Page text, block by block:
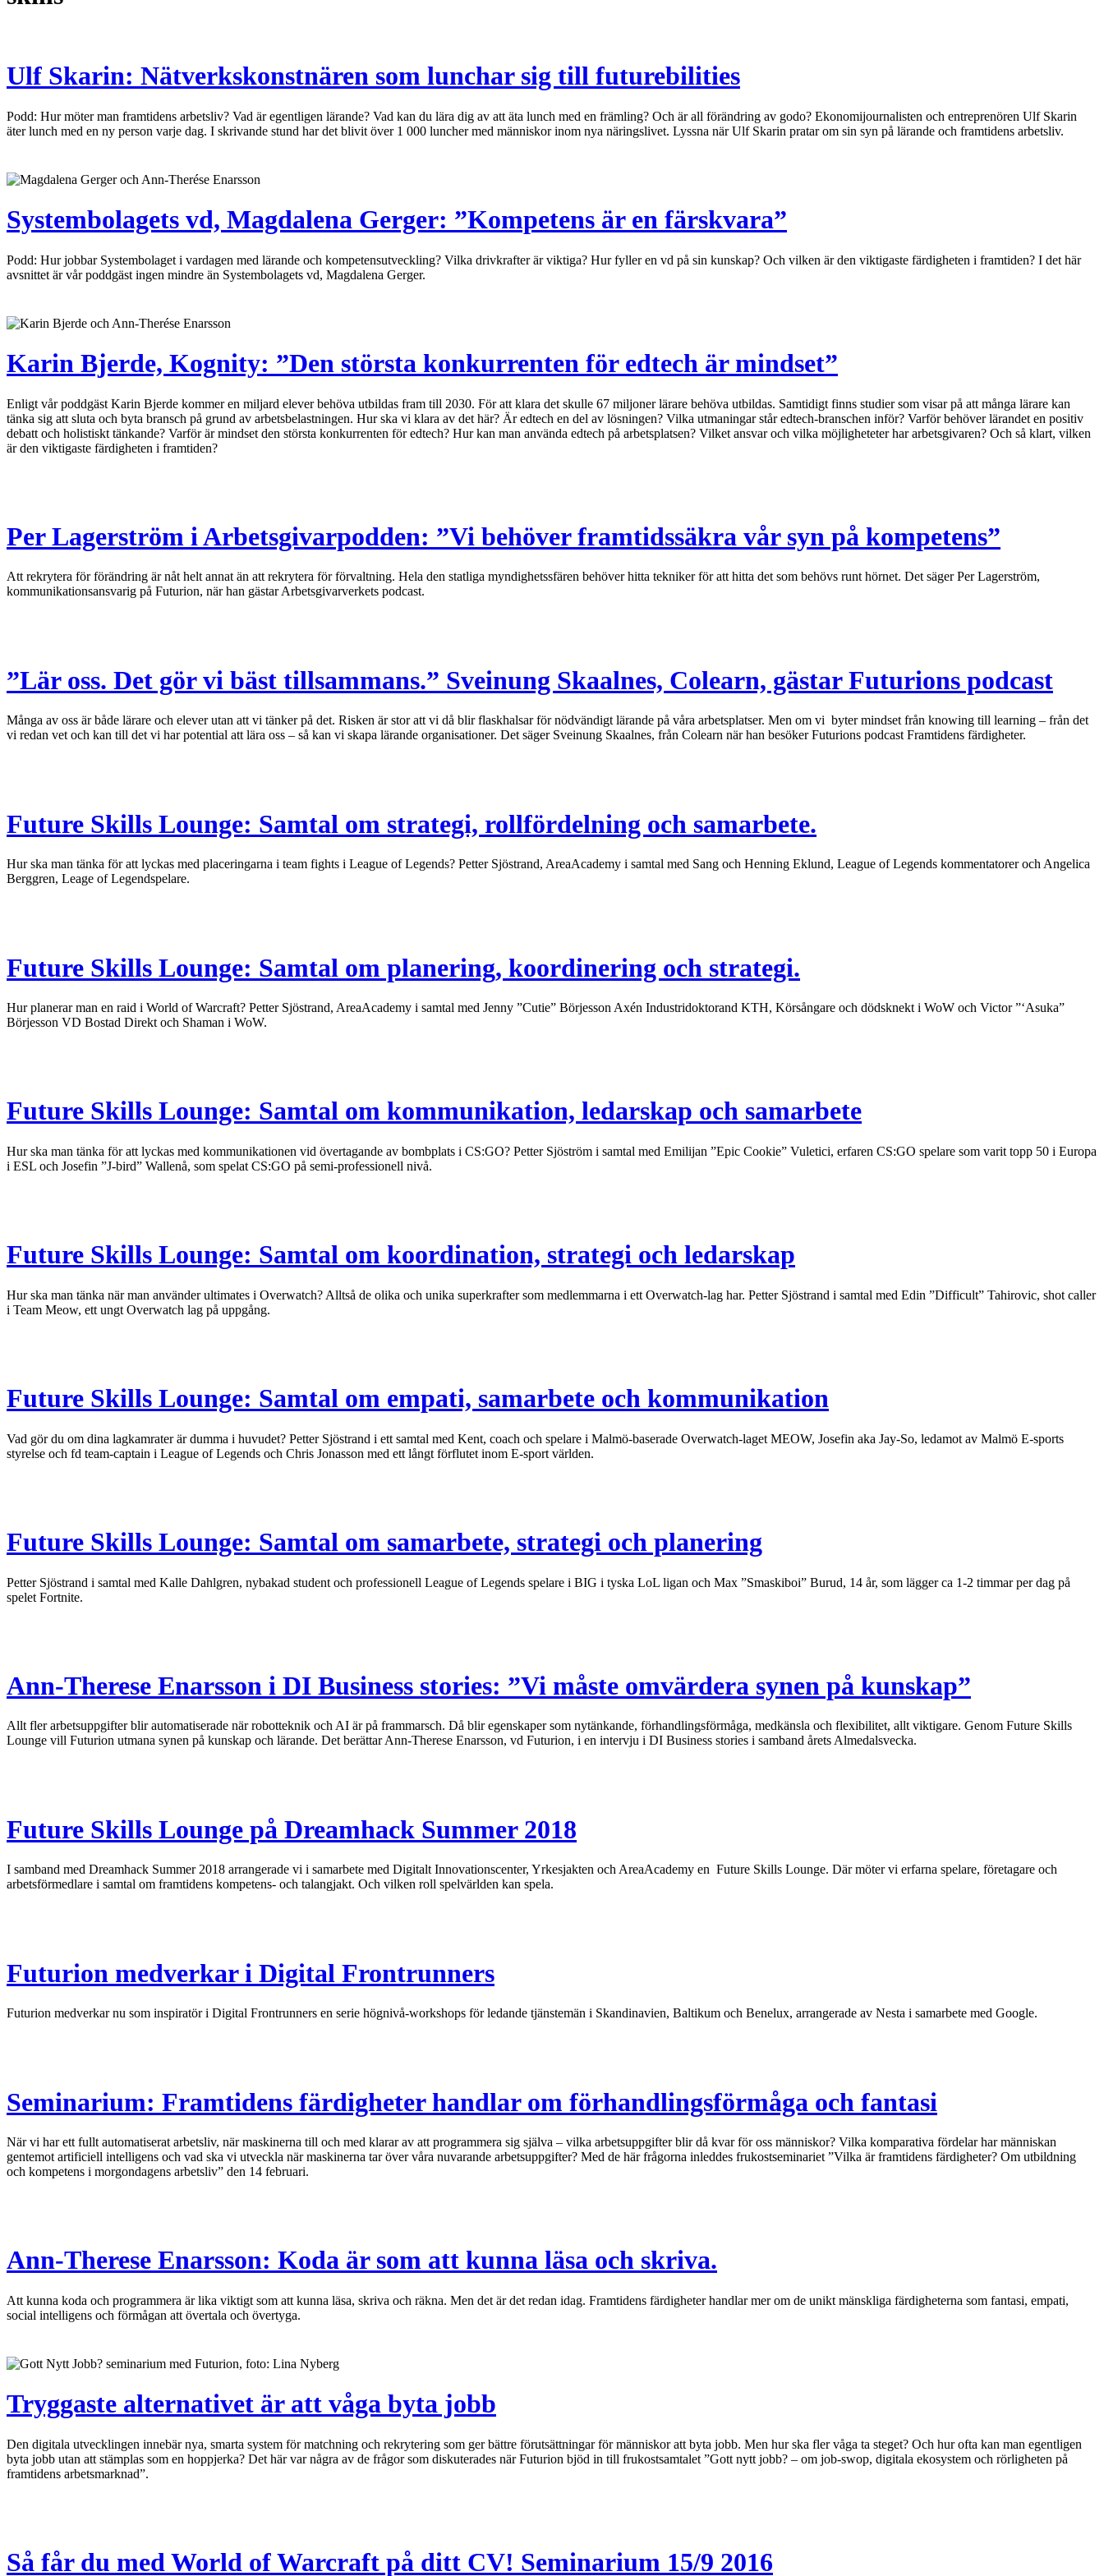
Ulf Skarin: Nätverkskonstnären som lunchar sig till futurebilities
Podd: Hur möter man framtidens arbetsliv? Vad är egentligen lärande? Vad kan du lära dig av att äta lunch med en främling? Och är all förändring av godo? Ekonomijournalisten och entreprenören Ulf Skarin
äter lunch med en ny person varje dag. I skrivande stund har det blivit över 1 000 luncher med människor inom nya näringslivet. Lyssna när Ulf Skarin pratar om sin syn på lärande och framtidens arbetsliv.
Systembolagets vd, Magdalena Gerger: ”Kompetens är en färskvara”
Podd: Hur jobbar Systembolaget i vardagen med lärande och kompetensutveckling? Vilka drivkrafter är viktiga? Hur fyller en vd på sin kunskap? Och vilken är den viktigaste färdigheten i framtiden? I det här
avsnittet är vår poddgäst ingen mindre än Systembolagets vd, Magdalena Gerger.
Karin Bjerde, Kognity: ”Den största konkurrenten för edtech är mindset”
Enligt vår poddgäst Karin Bjerde kommer en miljard elever behöva utbildas fram till 2030. För att klara det skulle 67 miljoner lärare behöva utbildas. Samtidigt finns studier som visar på att många lärare kan
tänka sig att sluta och byta bransch på grund av arbetsbelastningen. Hur ska vi klara av det här? Är edtech en del av lösningen? Vilka utmaningar står edtech-branschen inför? Varför behöver lärandet en positiv
debatt och holistiskt tänkande? Varför är mindset den största konkurrenten för edtech? Hur kan man använda edtech på arbetsplatsen? Vilket ansvar och vilka möjligheteter har arbetsgivaren? Och så klart, vilken
är den viktigaste färdigheten i framtiden?
Per Lagerström i Arbetsgivarpodden: ”Vi behöver framtidssäkra vår syn på kompetens”
Att rekrytera för förändring är nåt helt annat än att rekrytera för förvaltning. Hela den statliga myndighetssfären behöver hitta tekniker för att hitta det som behövs runt hörnet. Det säger Per Lagerström,
kommunikationsansvarig på Futurion, när han gästar Arbetsgivarverkets podcast.
”Lär oss. Det gör vi bäst tillsammans.” Sveinung Skaalnes, Colearn, gästar Futurions podcast
Många av oss är både lärare och elever utan att vi tänker på det. Risken är stor att vi då blir flaskhalsar för nödvändigt lärande på våra arbetsplatser. Men om vi byter mindset från knowing till learning – från det
vi redan vet och kan till det vi har potential att lära oss – så kan vi skapa lärande organisationer. Det säger Sveinung Skaalnes, från Colearn när han besöker Futurions podcast Framtidens färdigheter.
Future Skills Lounge: Samtal om strategi, rollfördelning och samarbete.
Hur ska man tänka för att lyckas med placeringarna i team fights i League of Legends? Petter Sjöstrand, AreaAcademy i samtal med Sang och Henning Eklund, League of Legends kommentatorer och Angelica
Berggren, Leage of Legendspelare.
Future Skills Lounge: Samtal om planering, koordinering och strategi.
Hur planerar man en raid i World of Warcraft? Petter Sjöstrand, AreaAcademy i samtal med Jenny ”Cutie” Börjesson Axén Industridoktorand KTH, Körsångare och dödsknekt i WoW och Victor ”‘Asuka”
Börjesson VD Bostad Direkt och Shaman i WoW.
Future Skills Lounge: Samtal om kommunikation, ledarskap och samarbete
Hur ska man tänka för att lyckas med kommunikationen vid övertagande av bombplats i CS:GO? Petter Sjöström i samtal med Emilijan ”Epic Cookie” Vuletici, erfaren CS:GO spelare som varit topp 50 i Europa
i ESL och Josefin ”J-bird” Wallenå, som spelat CS:GO på semi-professionell nivå.
Future Skills Lounge: Samtal om koordination, strategi och ledarskap
Hur ska man tänka när man använder ultimates i Overwatch? Alltså de olika och unika superkrafter som medlemmarna i ett Overwatch-lag har. Petter Sjöstrand i samtal med Edin ”Difficult” Tahirovic, shot caller
i Team Meow, ett ungt Overwatch lag på uppgång.
Future Skills Lounge: Samtal om empati, samarbete och kommunikation
Vad gör du om dina lagkamrater är dumma i huvudet? Petter Sjöstrand i ett samtal med Kent, coach och spelare i Malmö-baserade Overwatch-laget MEOW, Josefin aka Jay-So, ledamot av Malmö E-sports
styrelse och fd team-captain i League of Legends och Chris Jonasson med ett långt förflutet inom E-sport världen.
Future Skills Lounge: Samtal om samarbete, strategi och planering
Petter Sjöstrand i samtal med Kalle Dahlgren, nybakad student och professionell League of Legends spelare i BIG i tyska LoL ligan och Max ”Smaskiboi” Burud, 14 år, som lägger ca 1-2 timmar per dag på
spelet Fortnite.
Ann-Therese Enarsson i DI Business stories: ”Vi måste omvärdera synen på kunskap”
Allt fler arbetsuppgifter blir automatiserade när robotteknik och AI är på frammarsch. Då blir egenskaper som nytänkande, förhandlingsförmåga, medkänsla och flexibilitet, allt viktigare. Genom Future Skills
Lounge vill Futurion utmana synen på kunskap och lärande. Det berättar Ann-Therese Enarsson, vd Futurion, i en intervju i DI Business stories i samband årets Almedalsvecka.
Future Skills Lounge på Dreamhack Summer 2018
I samband med Dreamhack Summer 2018 arrangerade vi i samarbete med Digitalt Innovationscenter, Yrkesjakten och AreaAcademy en Future Skills Lounge. Där möter vi erfarna spelare, företagare och
arbetsförmedlare i samtal om framtidens kompetens- och talangjakt. Och vilken roll spelvärlden kan spela.
Futurion medverkar i Digital Frontrunners
Futurion medverkar nu som inspiratör i Digital Frontrunners en serie högnivå-workshops för ledande tjänstemän i Skandinavien, Baltikum och Benelux, arrangerade av Nesta i samarbete med Google.
Seminarium: Framtidens färdigheter handlar om förhandlingsförmåga och fantasi
När vi har ett fullt automatiserat arbetsliv, när maskinerna till och med klarar av att programmera sig själva – vilka arbetsuppgifter blir då kvar för oss människor? Vilka komparativa fördelar har människan
gentemot artificiell intelligens och vad ska vi utveckla när maskinerna tar över våra nuvarande arbetsuppgifter? Med de här frågorna inleddes frukostseminariet ”Vilka är framtidens färdigheter? Om utbildning
och kompetens i morgondagens arbetsliv” den 14 februari.
Ann-Therese Enarsson: Koda är som att kunna läsa och skriva.
Att kunna koda och programmera är lika viktigt som att kunna läsa, skriva och räkna. Men det är det redan idag. Framtidens färdigheter handlar mer om de unikt mänskliga färdigheterna som fantasi, empati,
social intelligens och förmågan att övertala och övertyga.
Tryggaste alternativet är att våga byta jobb
Den digitala utvecklingen innebär nya, smarta system för matchning och rekrytering som ger bättre förutsättningar för människor att byta jobb. Men hur ska fler våga ta steget? Och hur ofta kan man egentligen
byta jobb utan att stämplas som en hoppjerka? Det här var några av de frågor som diskuterades när Futurion bjöd in till frukostsamtalet ”Gott nytt jobb? – om job-swop, digitala ekosystem och rörligheten på
framtidens arbetsmarknad”.
Så får du med World of Warcraft på ditt CV! Seminarium 15/9 2016